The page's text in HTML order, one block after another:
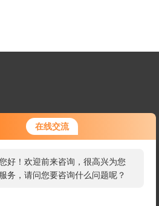
在线交流
好！欢迎前来咨询，很高兴为您
服务，请问您要咨询什么问题呢？